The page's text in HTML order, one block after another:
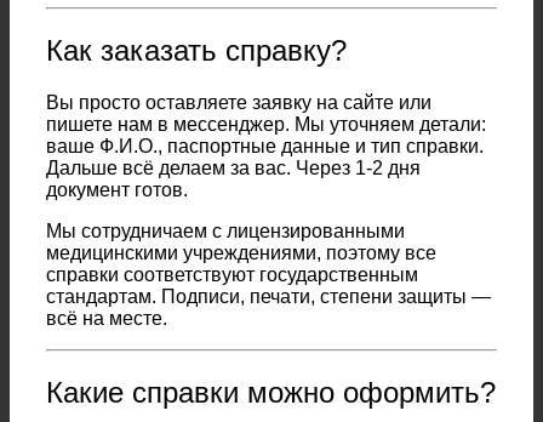
Как заказать справку?
Вы просто оставляете заявку на сайте или
пишете нам в мессенджер. Мы уточняем детали:
ваше Ф.И.О., паспортные данные и тип справки.
Дальше всё делаем за вас. Через 1-2 дня
документ готов.
Мы сотрудничаем с лицензированными
медицинскими учреждениями, поэтому все
справки соответствуют государственным
стандартам. Подписи, печати, степени защиты —
всё на месте.
Какие справки можно оформить?